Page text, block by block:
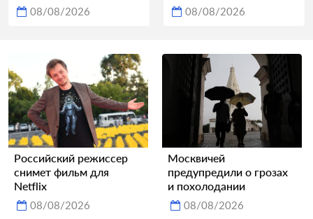
08/08/2026 08/08/2026
Российский режиссер
снимет фильм для
Netflix
08/08/2026
Москвичей
предупредили о грозах
и похолодании
08/08/2026